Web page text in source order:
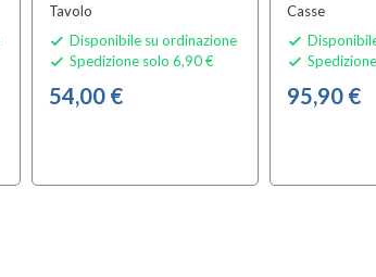
Tavolo
 Disponibile su ordinazione
 Spedizione solo 6,90 €
54,00 €
Casse


95,90 €